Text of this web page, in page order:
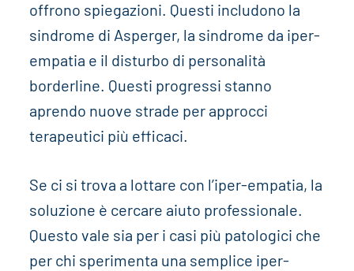
offrono spiegazioni. Questi includono la
sindrome di Asperger, la sindrome da iper-
empatia e il disturbo di personalità
borderline. Questi progressi stanno
aprendo nuove strade per approcci
terapeutici più efficaci.
Se ci si trova a lottare con l’iper-empatia, la
soluzione è cercare aiuto professionale.
Questo vale sia per i casi più patologici che
per chi sperimenta una semplice iper-